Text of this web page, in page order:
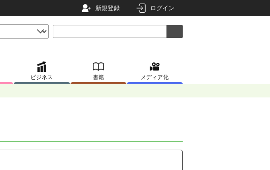
新規登録 ログイン
ビジネス 書籍 メディア化